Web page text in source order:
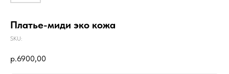
Платье-миди эко кожа
SKU:
р.6900,00